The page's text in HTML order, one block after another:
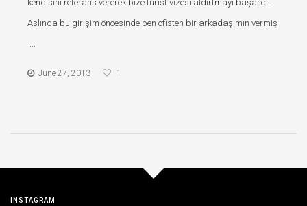
kendisini referans vererek bize turist vizesi aldırtmayı başardı.
Aslında bu girişim öncesinde ben ofisten bir arkadaşımın vermiş
June 27, 2013 1
INSTAGRAM